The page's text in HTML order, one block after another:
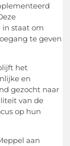
in staat om
te geven
het
en
gezocht naar
van de
op hun
aan